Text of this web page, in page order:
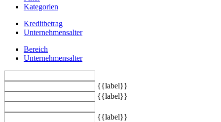
Kategorien
Kreditbetrag
Unternehmensalter
Bereich
Unternehmensalter
{{label}}
{{label}}
{{label}}